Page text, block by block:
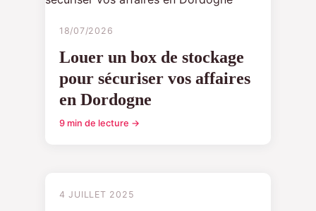
18/07/2026
Louer un box de stockage
pour sécuriser vos affaires
en Dordogne
9 min de lecture →
CONSEILS
4 JUILLET 2025